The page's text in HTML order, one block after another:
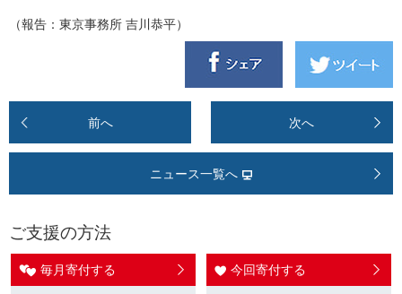
（報告：東京事務所 吉川恭平）
前へ 次へ
ニュース一覧へ
ご支援の方法
毎月寄付する 今回寄付する